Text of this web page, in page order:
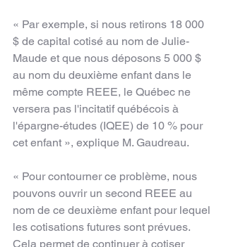
« Par exemple, si nous retirons 18 000
$ de capital cotisé au nom de Julie-
Maude et que nous déposons 5 000 $
au nom du deuxième enfant dans le
même compte REEE, le Québec ne
versera pas l'incitatif québécois à
l'épargne-études (IQEE) de 10 % pour
cet enfant », explique M. Gaudreau.
« Pour contourner ce problème, nous
pouvons ouvrir un second REEE au
nom de ce deuxième enfant pour lequel
les cotisations futures sont prévues.
Cela permet de continuer à cotiser